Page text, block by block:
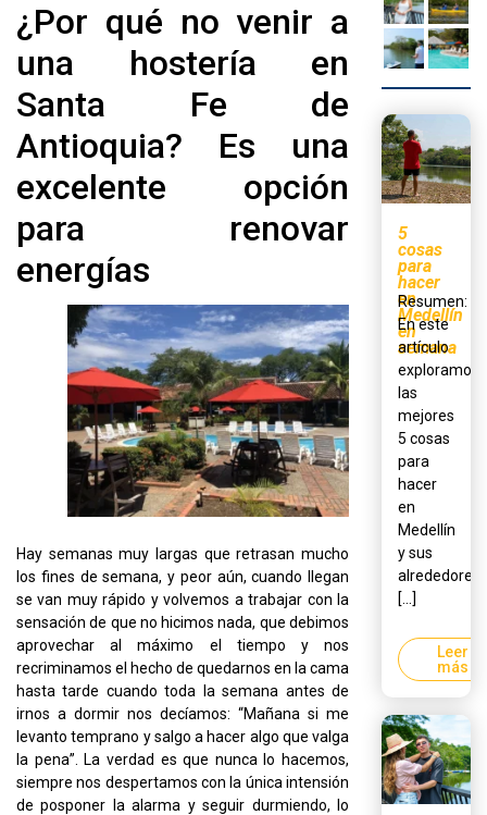
¿Por qué no venir a
una hostería en
Santa Fe de
Antioquia? Es una
excelente opción
para renovar
energías
Hay semanas muy largas que retrasan mucho
los fines de semana, y peor aún, cuando llegan
se van muy rápido y volvemos a trabajar con la
sensación de que no hicimos nada, que debimos
aprovechar al máximo el tiempo y nos
recriminamos el hecho de quedarnos en la cama
hasta tarde cuando toda la semana antes de
irnos a dormir nos decíamos: “Mañana si me
levanto temprano y salgo a hacer algo que valga
la pena”. La verdad es que nunca lo hacemos,
siempre nos despertamos con la única intensión
de posponer la alarma y seguir durmiendo, lo
5
cosas
para
hacer
en
Medellín
en
semana
Resumen:
En este
artículo
exploramos
las
mejores
5 cosas
para
hacer
en
Medellín
y sus
alrededores,
[...]
Leer
más